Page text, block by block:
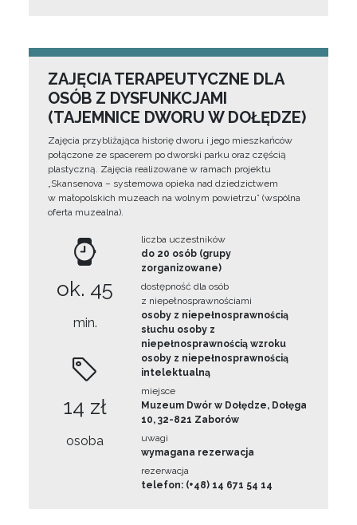
ZAJĘCIA TERAPEUTYCZNE DLA
OSÓB Z DYSFUNKCJAMI
(TAJEMNICE DWORU W DOŁĘDZE)
Zajęcia przybliżająca historię dworu i jego mieszkańców
połączone ze spacerem po dworski parku oraz częścią
plastyczną. Zajęcia realizowane w ramach projektu
„Skansenova – systemowa opieka nad dziedzictwem
w małopolskich muzeach na wolnym powietrzu” (wspólna
oferta muzealna).
ok. 45
min.
14 zł
osoba
liczba uczestników
do 20 osób (grupy
zorganizowane)
dostępność dla osób
z niepełnosprawnościami
osoby z niepełnosprawnością
słuchu osoby z
niepełnosprawnością wzroku
osoby z niepełnosprawnością
intelektualną
miejsce
Muzeum Dwór w Dołędze, Dołęga
10, 32-821 Zaborów
uwagi
wymagana rezerwacja
rezerwacja
telefon: (+48) 14 671 54 14